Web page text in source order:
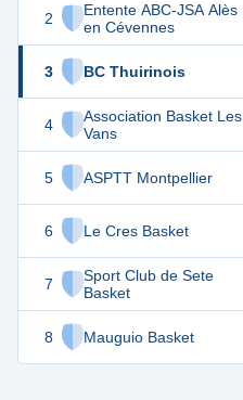
2
Entente ABC-JSA Alès
en Cévennes
3 BC Thuirinois
4
Association Basket Les
Vans
5 ASPTT Montpellier
6 Le Cres Basket
7
Sport Club de Sete
Basket
8 Mauguio Basket
25 14
21 14
21
17
16